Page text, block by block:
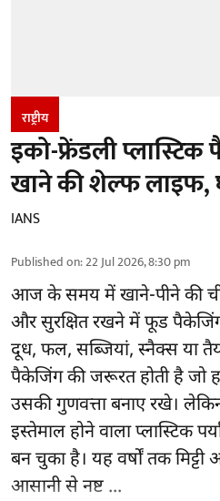
राष्ट्रीय
इको-फ्रेंडली
खाने की शेल्फ लाइफ,
IANS
Published on:22 Jul 2026, 8:30 pm
आज के समय में खाने-पीने की
और सुरक्षित रखने में फूड
दूध, फल, सब्जियां, स्नैक्स या
पैकेजिंग की जरूरत होती है जो
उसकी गुणवत्ता बनाए रखे।
इस्तेमाल होने वाला प्लास्टिक
बन चुका है। यह वर्षों तक
आसानी से नष्ट ...